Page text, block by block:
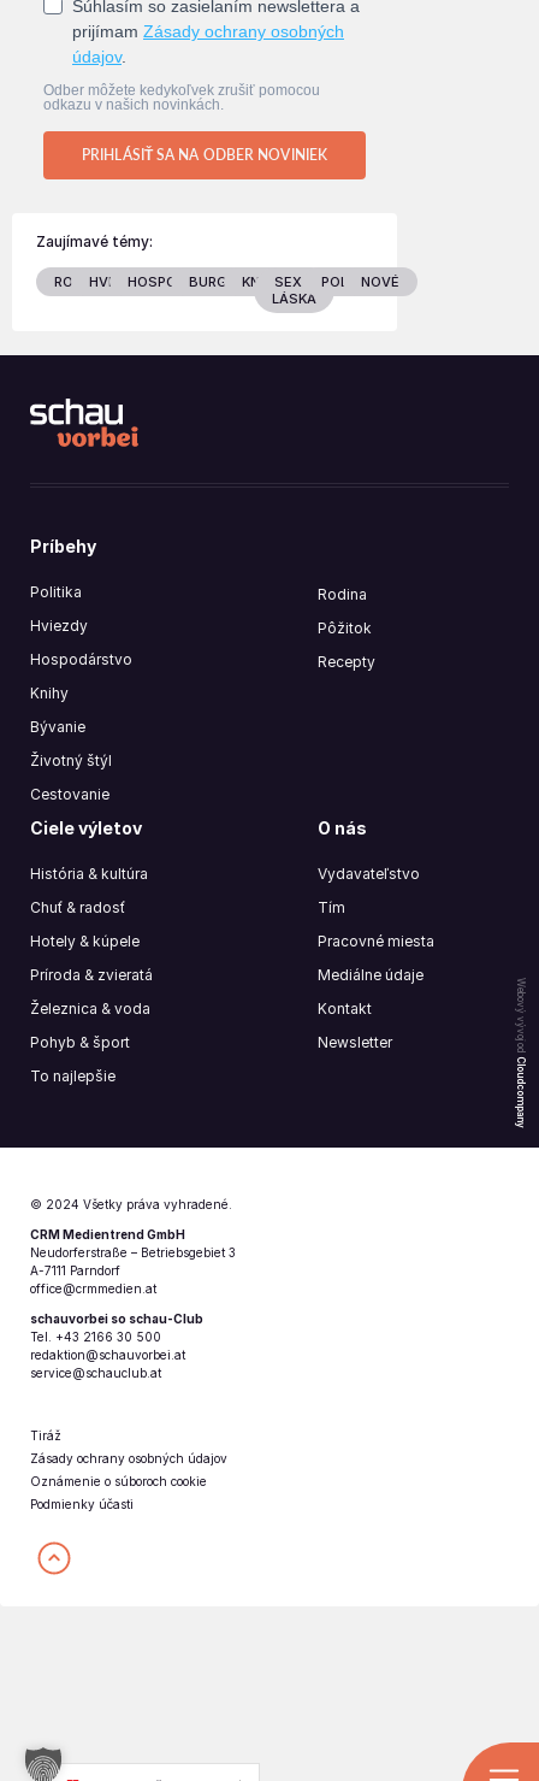
Súhlasím so zasielaním newslettera a
prijímam Zásady ochrany osobných
údajov.
Odber môžete kedykoľvek zrušiť pomocou
odkazu v našich novinkách.
PRIHLÁSIŤ SA NA ODBER NOVINIEK
Zaujímavé témy:
RODINAHVIEZDYHOSPODÁRSTVO
BURGENLAND
KNIHYSEX &
LÁSKA
POLITIKA
NOVÉ
Webový vývoj od
Cloudcompany
Príbehy
Politika
Hviezdy
Hospodárstvo
Knihy
Bývanie
Životný štýl
Cestovanie
Rodina
Pôžitok
Recepty
Ciele výletov
História & kultúra
Chuť & radosť
Hotely & kúpele
Príroda & zvieratá
Železnica & voda
Pohyb & šport
To najlepšie
O nás
Vydavateľstvo
Tím
Pracovné miesta
Mediálne údaje
Kontakt
Newsletter
© 2024 Všetky práva vyhradené.
CRM Medientrend GmbH
Neudorferstraße – Betriebsgebiet 3
A-7111 Parndorf
office@crmmedien.at
schauvorbei so schau-Club
Tel. +43 2166 30 500
redaktion@schauvorbei.at
service@schauclub.at
Tiráž
Zásady ochrany osobných údajov
Oznámenie o súboroch cookie
Podmienky účasti